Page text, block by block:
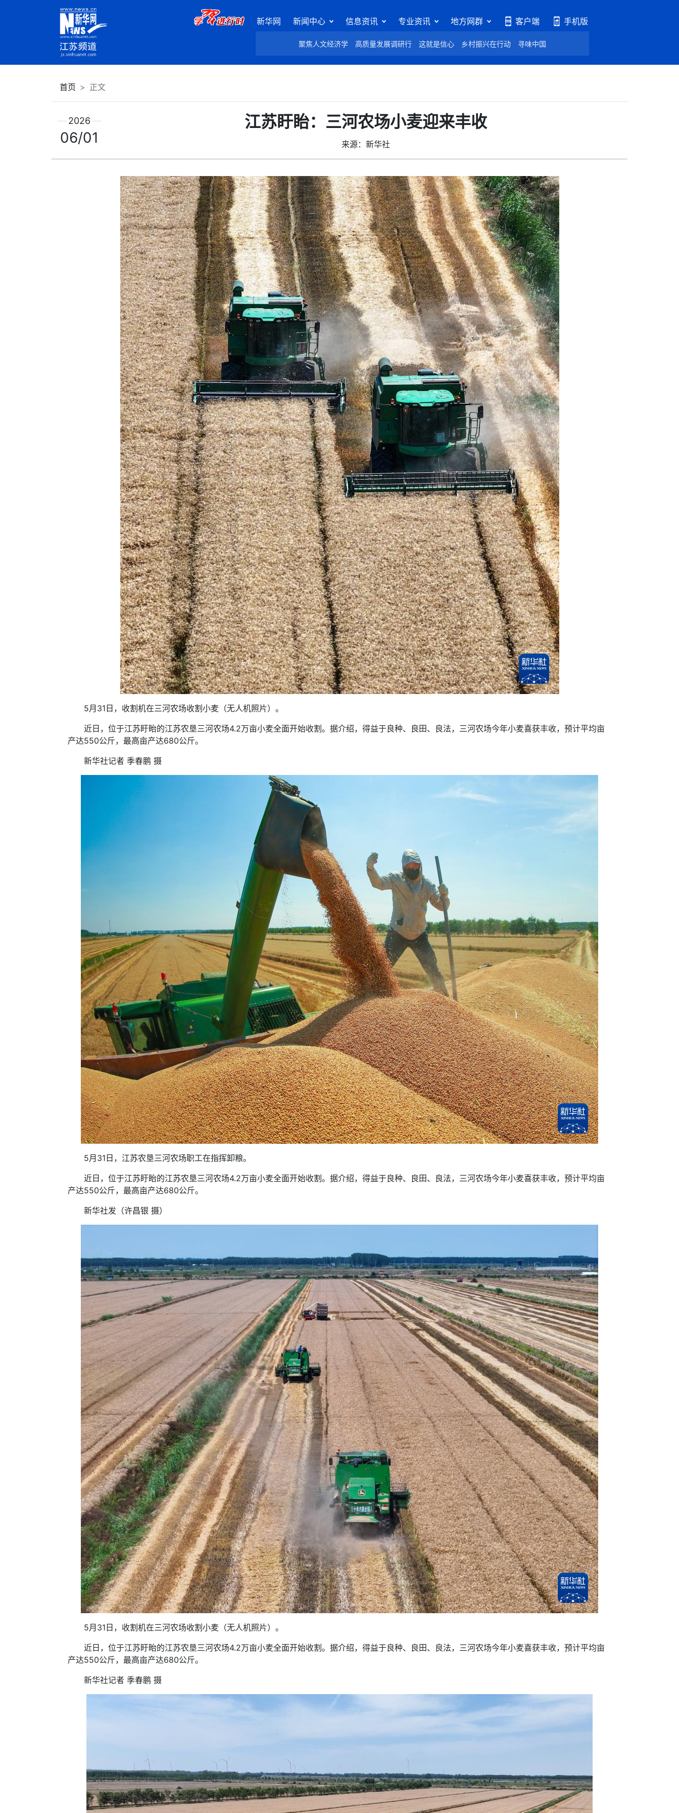
新华网 新闻中心 信息资讯 专业资讯 地方网群 客户端 手机版
聚焦人文经济学 高质量发展调研行 这就是信心 乡村振兴在行动 寻味中国
首页 正文
江苏盱眙：三河农场小麦迎来丰收
来源：新华社
2026
06/01
5月31日，收割机在三河农场收割小麦（无人机照片）。
近日，位于江苏盱眙的江苏农垦三河农场4.2万亩小麦全面开始收割。据介绍，得益于良种、良田、良法，三河农场今年小麦喜获丰收，预计平均亩
产达550公斤，最高亩产达680公斤。
新华社记者 季春鹏 摄
5月31日，江苏农垦三河农场职工在指挥卸粮。
近日，位于江苏盱眙的江苏农垦三河农场4.2万亩小麦全面开始收割。据介绍，得益于良种、良田、良法，三河农场今年小麦喜获丰收，预计平均亩
产达550公斤，最高亩产达680公斤。
新华社发（许昌银 摄）
5月31日，收割机在三河农场收割小麦（无人机照片）。
近日，位于江苏盱眙的江苏农垦三河农场4.2万亩小麦全面开始收割。据介绍，得益于良种、良田、良法，三河农场今年小麦喜获丰收，预计平均亩
产达550公斤，最高亩产达680公斤。
新华社记者 季春鹏 摄